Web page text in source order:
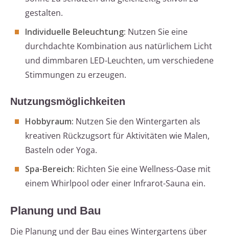
gestalten.
Individuelle Beleuchtung: Nutzen Sie eine
durchdachte Kombination aus natürlichem Licht
und dimmbaren LED-Leuchten, um verschiedene
Stimmungen zu erzeugen.
Nutzungsmöglichkeiten
Hobbyraum: Nutzen Sie den Wintergarten als
kreativen Rückzugsort für Aktivitäten wie Malen,
Basteln oder Yoga.
Spa-Bereich: Richten Sie eine Wellness-Oase mit
einem Whirlpool oder einer Infrarot-Sauna ein.
Planung und Bau
Die Planung und der Bau eines Wintergartens über